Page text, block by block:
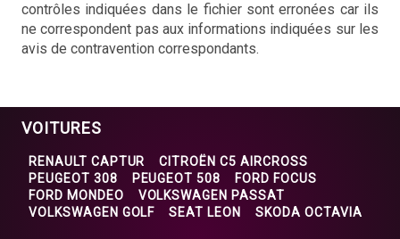
contrôles indiquées dans le fichier sont erronées car ils
ne correspondent pas aux informations indiquées sur les
avis de contravention correspondants.
VOITURES
RENAULT CAPTUR
CITROËN C5 AIRCROSS
PEUGEOT 308
PEUGEOT 508
FORD FOCUS
FORD MONDEO
VOLKSWAGEN PASSAT
VOLKSWAGEN GOLF
SEAT LEON SKODA OCTAVIA